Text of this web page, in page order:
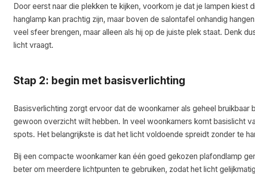
Door eerst naar die plekken te kijken, voorkom je dat je lampen kiest
hanglamp kan prachtig zijn, maar boven de salontafel onhandig
veel sfeer brengen, maar alleen als hij op de juiste plek staat. Denk
licht vraagt.
Stap 2: begin met basisverlichting
Basisverlichting zorgt ervoor dat de woonkamer als geheel
gewoon overzicht wilt hebben. In veel woonkamers komt basislicht
spots. Het belangrijkste is dat het licht voldoende spreidt zonder te
Bij een compacte woonkamer kan één goed gekozen plafondlamp
beter om meerdere lichtpunten te gebruiken, zodat het licht